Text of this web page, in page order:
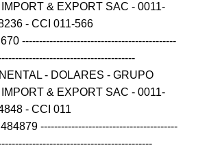
& EXPORT SAC - 0011-
- CCI 011-566
---------------------------------------------
- DOLARES - GRUPO
& EXPORT SAC - 0011-
- CCI 011
----------------------------------------